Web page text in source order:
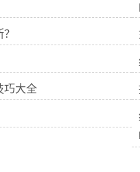
巧大全